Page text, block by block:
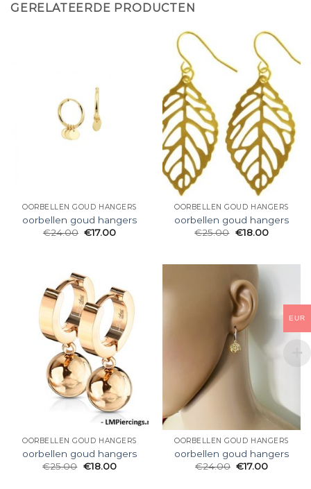
GERELATEERDE PRODUCTEN
OORBELLEN GOUD HANGERS
oorbellen goud hangers
€24.00 €17.00
OORBELLEN GOUD HANGERS
oorbellen goud hangers
€25.00 €18.00
OORBELLEN GOUD HANGERS
oorbellen goud hangers
€25.00 €18.00
OORBELLEN GOUD HANGERS
oorbellen goud hangers
€24.00 €17.00
EUR